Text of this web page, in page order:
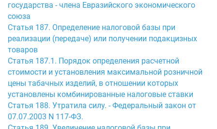
государства - члена Евразийского экономического
союза
Статья 187. Определение налоговой базы при
реализации (передаче) или получении подакцизных
товаров
Статья 187.1. Порядок определения расчетной
стоимости и установления максимальной розничной
цены табачных изделий, в отношении которых
установлены комбинированные налоговые ставки
Статья 188. Утратила силу. - Федеральный закон от
07.07.2003 N 117-ФЗ.